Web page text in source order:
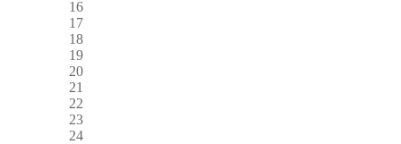
16
17
18
19
20
21
22
23
24